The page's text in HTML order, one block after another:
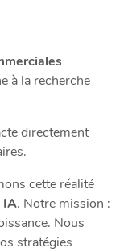
à la recherche
directement
cette réalité
IA. Notre mission :
Nous
stratégies